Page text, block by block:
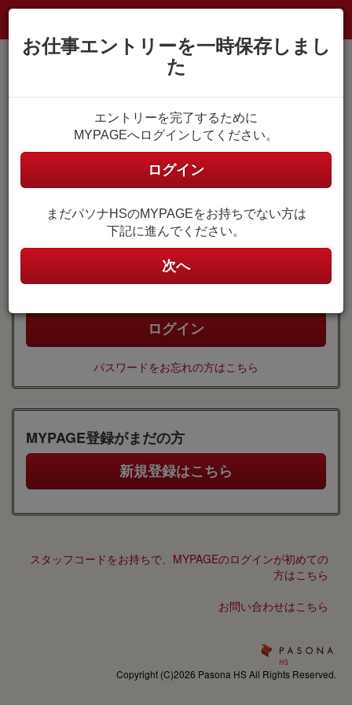
MYPAGE登録がお済みの方
MYPAGEにログイン
ユーザ名
(メールアドレス)
ユーザ名はご自身で設定したメールアドレスです。
パスワード
パスワードをお忘れの方はこちら
MYPAGE登録がまだの方
スタッフコードをお持ちで、MYPAGEのログインが初めての
方はこちら
お問い合わせはこちら
お仕事エントリーを一時保存しまし
た
エントリーを完了するために
MYPAGEへログインしてください。
ログイン
まだパソナHSのMYPAGEをお持ちでない方は
下記に進んでください。
次へ
Copyright (C)2026 Pasona HS All Rights Reserved.